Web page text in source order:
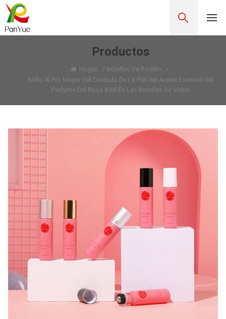
Productos
Hogar / Botellas De Rodillo
/
Rollo Al Por Mayor Del Cuidado De La Piel Del Aceite Esencial Del
Perfume Del Rosa 8 Ml En Las Botellas De Vidrio